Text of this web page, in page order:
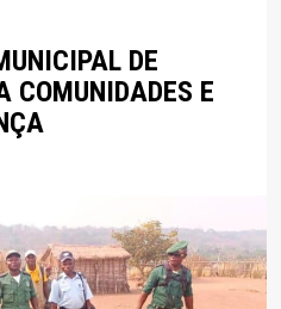
DE
COMUNIDADES E